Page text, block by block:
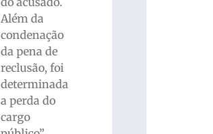
Além da
condenação
da pena de
reclusão, foi
determinada
a perda do
cargo